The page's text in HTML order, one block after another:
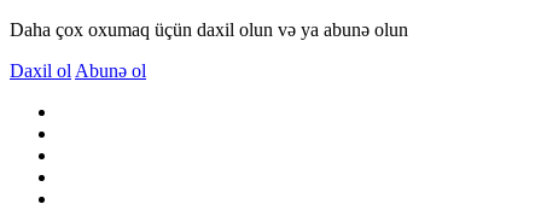
Daha çox oxumaq üçün daxil olun və ya abunə olun
Daxil ol Abunə ol